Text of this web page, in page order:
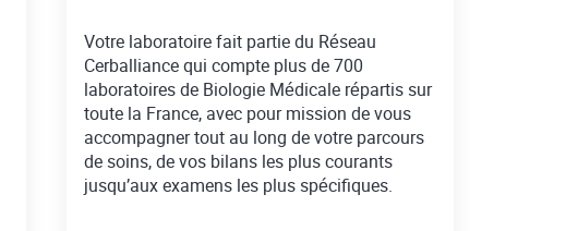
Votre laboratoire fait partie du Réseau
Cerballiance qui compte plus de 700
laboratoires de Biologie Médicale répartis sur
toute la France, avec pour mission de vous
accompagner tout au long de votre parcours
de soins, de vos bilans les plus courants
jusqu’aux examens les plus spécifiques.